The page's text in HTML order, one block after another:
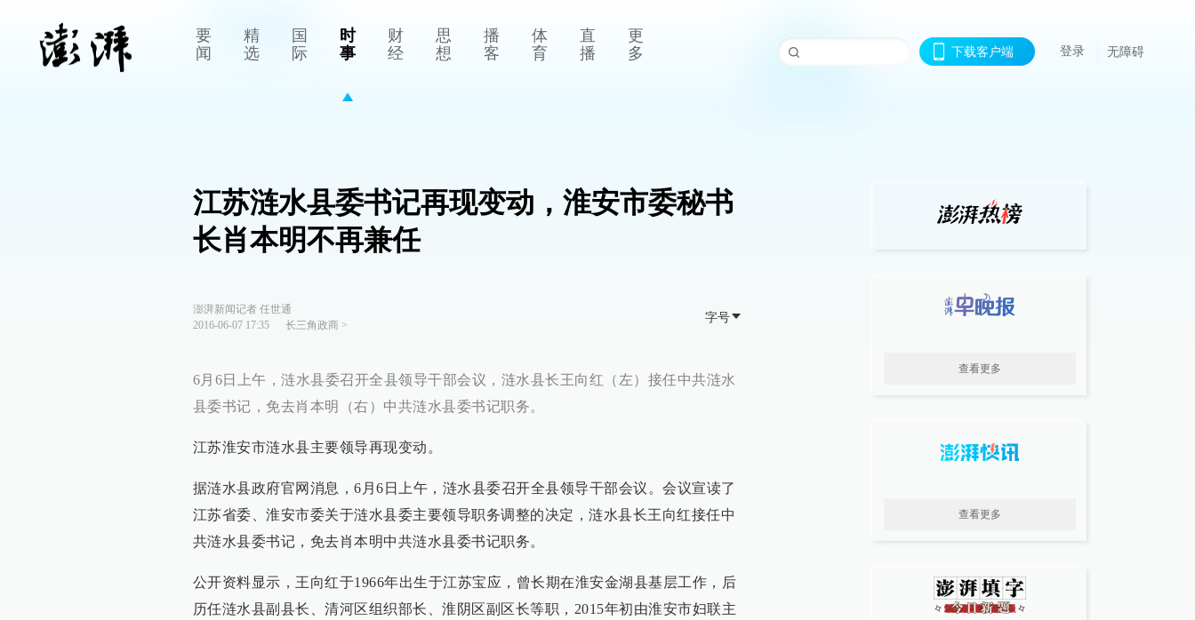
要
闻
精
选
国
际
时
事
财
经
思
想
播
客
体
育
直
播
更
多
下载客户端 登录 无障碍
江苏涟水县委书记再现变动，淮安市委秘书
长肖本明不再兼任
澎湃新闻记者 任世通
2016-06-07 17:35
长三角政商>
字号
6月6日上午，涟水县委召开全县领导干部会议，涟水县长王向红（左）接任中共涟水
县委书记，免去肖本明（右）中共涟水县委书记职务。
江苏淮安市涟水县主要领导再现变动。
据涟水县政府官网消息，6月6日上午，涟水县委召开全县领导干部会议。会议宣读了
江苏省委、淮安市委关于涟水县委主要领导职务调整的决定，涟水县长王向红接任中
共涟水县委书记，免去肖本明中共涟水县委书记职务。
公开资料显示，王向红于1966年出生于江苏宝应，曾长期在淮安金湖县基层工作，后
历任涟水县副县长、清河区组织部长、淮阴区副区长等职，2015年初由淮安市妇联主
查看更多
查看更多